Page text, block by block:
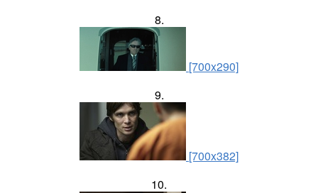
8.
[700x290]
9.
[700x382]
10.